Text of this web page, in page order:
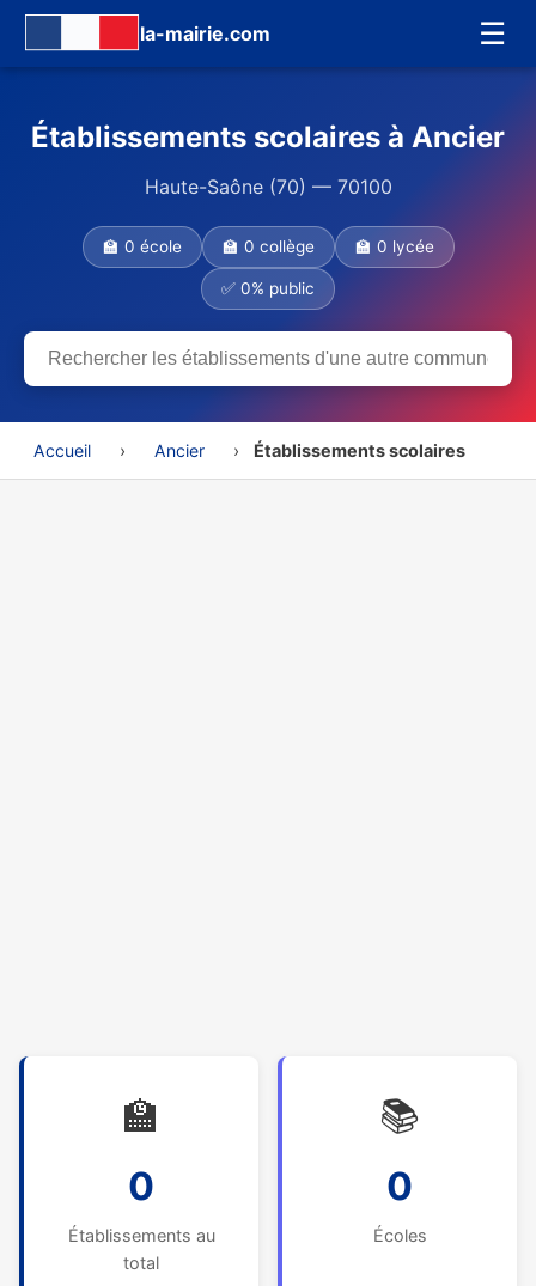
la-mairie.com ☰
Établissements scolaires à Ancier
Haute-Saône (70) — 70100
🏫 0 école 🏫 0 collège 🏫 0 lycée
✅ 0% public
Accueil › Ancier › Établissements scolaires
🏫
0
Établissements au
total
📚
0
Écoles